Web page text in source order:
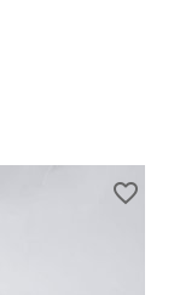
favorite_border